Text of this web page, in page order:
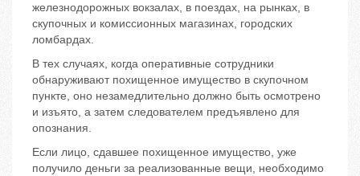
железнодорожных вокзалах, в поездах, на рынках, в
скупочных и комиссионных магазинах, городских
ломбардах.
В тех случаях, когда оперативные сотрудники
обнаруживают похищенное имущество в скупочном
пункте, оно незамедлительно должно быть осмотрено
и изъято, а затем следователем предъявлено для
опознания.
Если лицо, сдавшее похищенное имущество, уже
получило деньги за реализованные вещи, необходимо